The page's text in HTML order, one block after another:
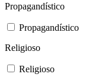
Propagandístico
Propagandístico
Religioso
Religioso